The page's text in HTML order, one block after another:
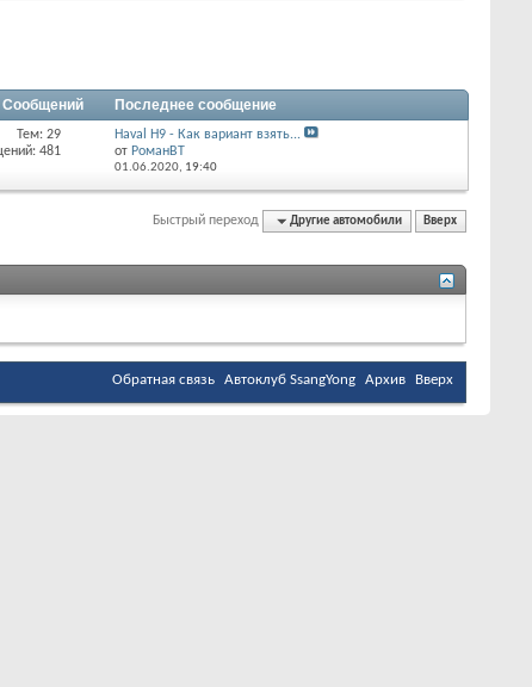
Сообщений Последнее сообщение
Тем: 29
481
Haval H9 - Как вариант взять...
от РоманВТ
01.06.2020, 19:40
Быстрый переход Другие автомобили Вверх
Обратная связь Автоклуб SsangYong Архив Вверх